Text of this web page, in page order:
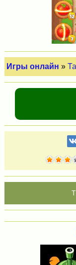
Игры онлайн »